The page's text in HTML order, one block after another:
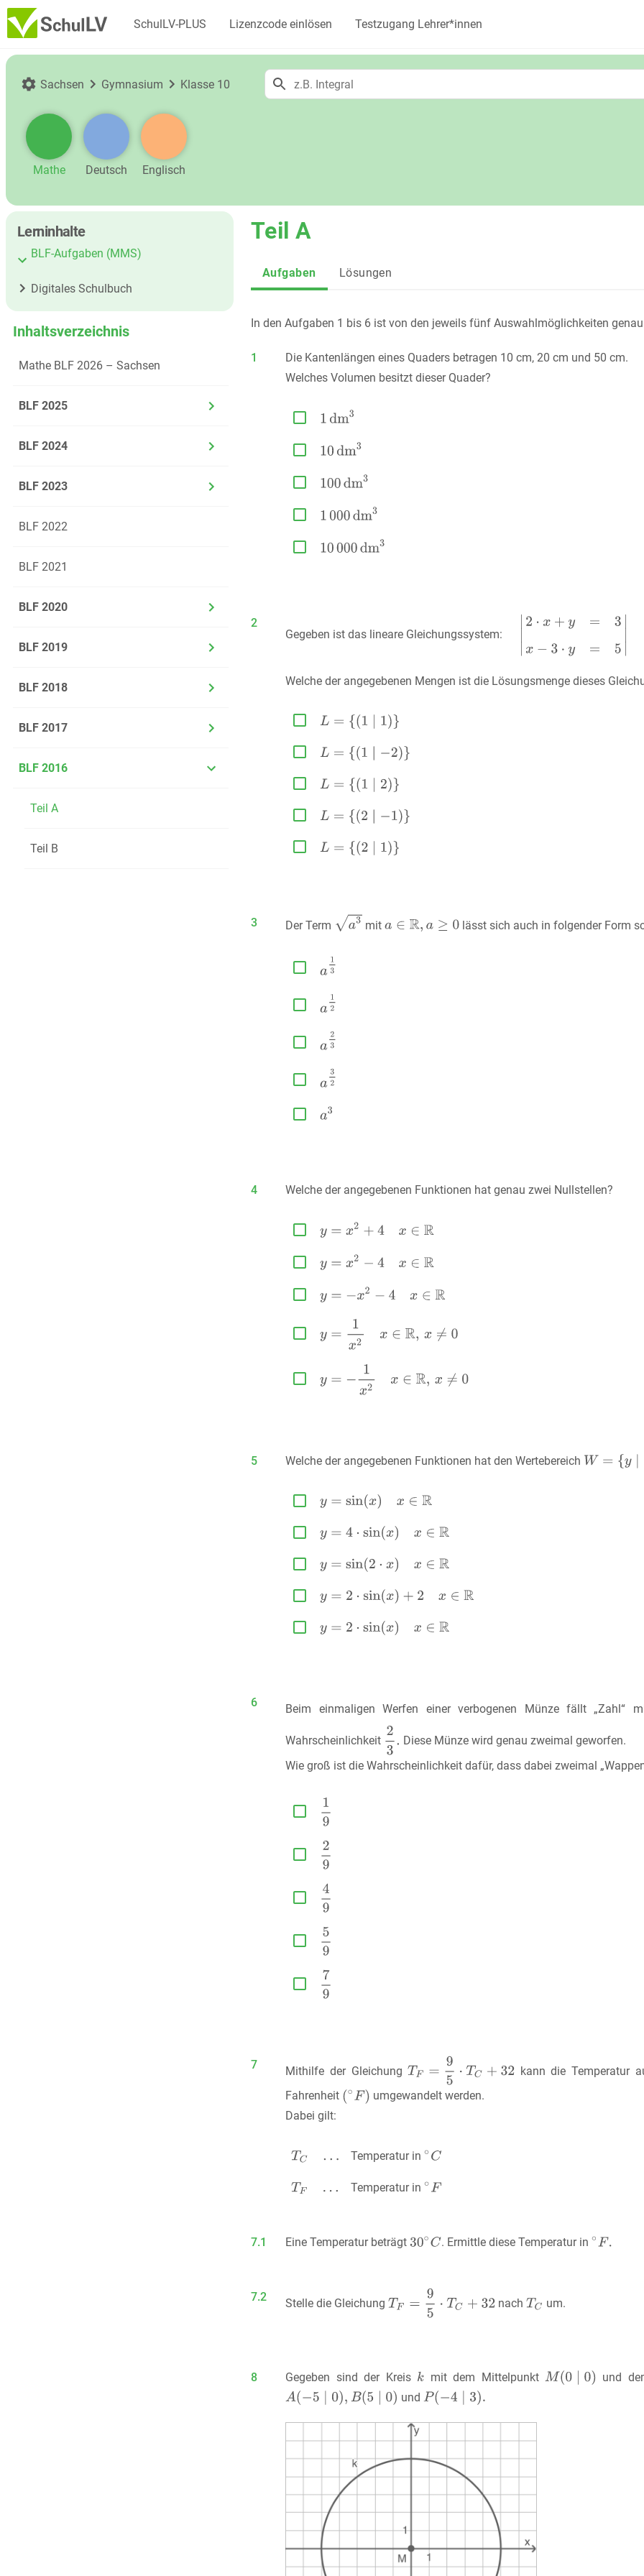
SchulLV-PLUS Lizenzcode einlösen Testzugang Lehrer*innen
Sachsen Gymnasium Klasse 10
Mathe Deutsch Englisch
Lerninhalte
BLF-Aufgaben (MMS)
Digitales Schulbuch
Inhaltsverzeichnis
Mathe BLF 2026 – Sachsen
BLF 2025
BLF 2024
BLF 2023
BLF 2022
BLF 2021
BLF 2020
BLF 2019
BLF 2018
BLF 2017
BLF 2016
Teil A
Teil B
Teil A
Aufgaben Lösungen
In den Aufgaben 1 bis 6 ist von den jeweils fünf Auswahlmöglichkeiten
1
Die Kantenlängen eines Quaders betragen 10 cm, 20 cm und 50 cm.
Welches Volumen besitzt dieser Quader?





2
Gegeben ist das lineare Gleichungssystem:
Welche der angegebenen Mengen ist die Lösungsmenge dieses





3 Der Term mit lässt sich auch in folgender Form





4 Welche der angegebenen Funktionen hat genau zwei Nullstellen?





5 Welche der angegebenen Funktionen hat den Wertebereich





6 Beim einmaligen Werfen einer verbogenen Münze fällt „Zahl“
Wahrscheinlichkeit
Diese Münze wird genau zweimal geworfen.
Wie groß ist die Wahrscheinlichkeit dafür, dass dabei zweimal





7 Mithilfe der Gleichung kann die Temperatur
Fahrenheit
umgewandelt werden.
Dabei gilt:
Temperatur in
Temperatur in
7.1 Eine Temperatur beträgt
. Ermittle diese Temperatur in
7.2 Stelle die Gleichung nach
um.
8 Gegeben sind der Kreis mit dem Mittelpunkt und
und